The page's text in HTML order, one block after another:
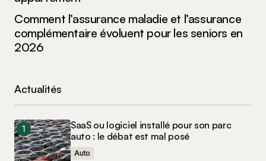
Comment l’assurance maladie et l’assurance
complémentaire évoluent pour les seniors en
2026
Actualités
SaaS ou logiciel installé pour son parc
auto : le débat est mal posé
Auto